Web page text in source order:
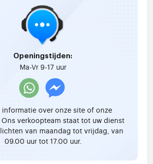
Openingstijden:
Ma-Vr 9-17 uur
informatie over onze site of onze
verkoopteam staat tot uw dienst
van maandag tot vrijdag, van
09.00 uur tot 17.00 uur.